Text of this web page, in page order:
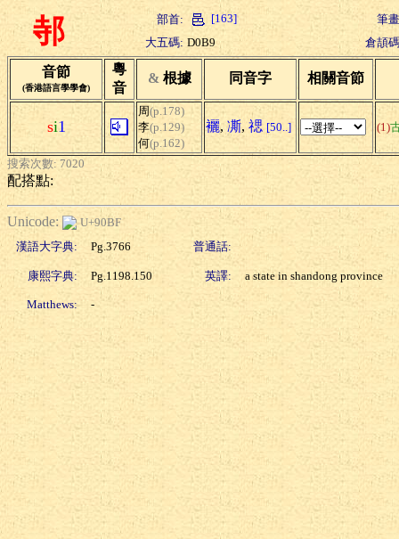
邿 部首: [163]
筆
大五碼: D0B9 倉頡
音節
(香港語言學學會)
粵
音
& 根據 同音字 相關音節
si1
周(p.178)
李(p.129)
何(p.162)
襹, 凘, 禗 [50..] (1)
搜索次數: 7020
配搭點:
Unicode:
U+90BF
漢語大字典:
Pg.3766 普通話:
康熙字典: Pg.1198.150 英譯: a state in shandong province
Matthews: -